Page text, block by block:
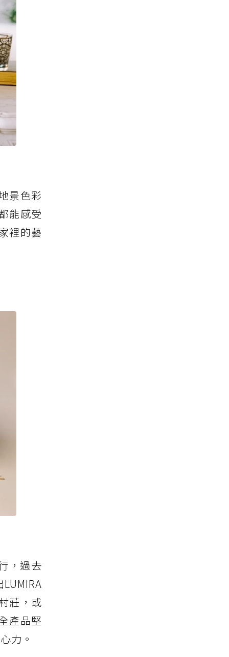
景色彩
能感受
裡的藝
，過去
莊，或
產品堅
力。